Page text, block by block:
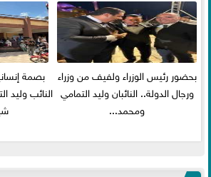
بحضور رئيس الوزراء ولفيف من وزراء
ورجال الدولة.. النائبان وليد التمامي
ومحمد...
بصمة
النائب وليد